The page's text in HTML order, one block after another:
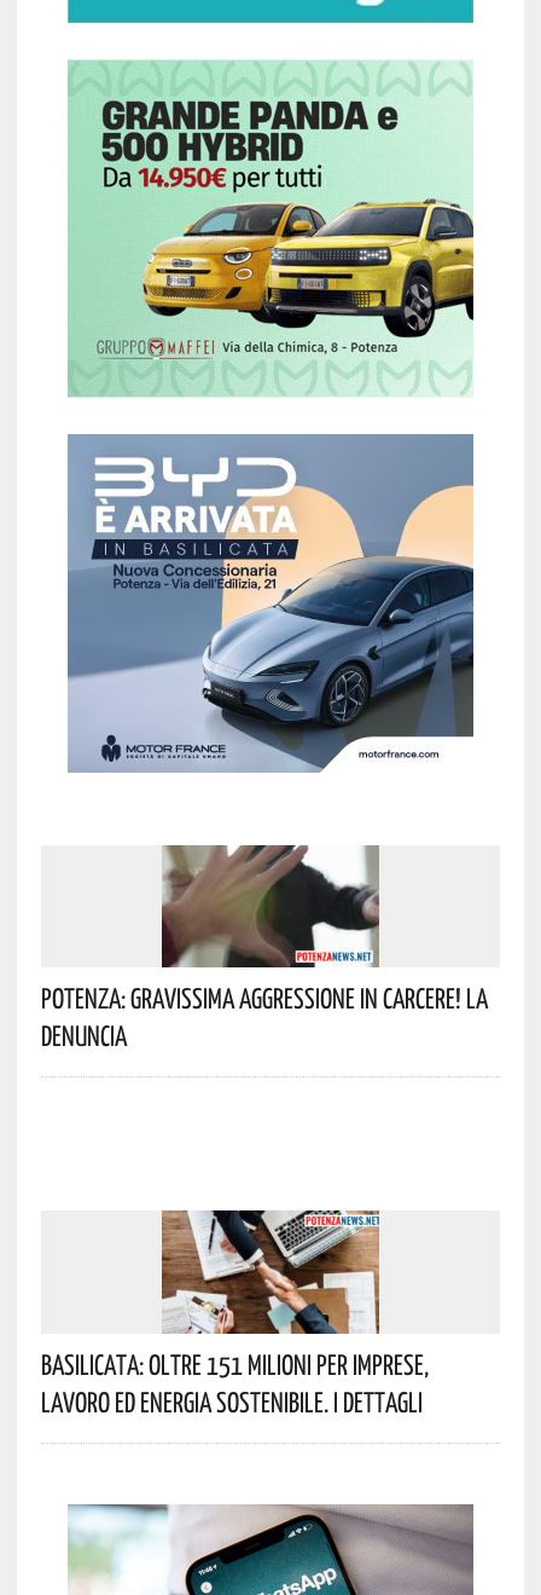
Potenza: Gravissima Aggressione In Carcere! La
Denuncia
Basilicata: Oltre 151 Milioni Per Imprese,
Lavoro Ed Energia Sostenibile. I Dettagli